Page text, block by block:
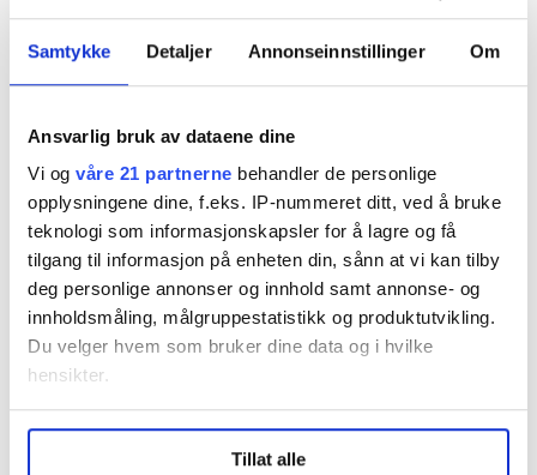
Samtykke Detaljer Annonseinnstillinger Om
Ansvarlig bruk av dataene dine
Vi og våre 21 partnerne behandler de personlige
opplysningene dine, f.eks. IP-nummeret ditt, ved å bruke
teknologi som informasjonskapsler for å lagre og få
tilgang til informasjon på enheten din, sånn at vi kan tilby
deg personlige annonser og innhold samt annonse- og
innholdsmåling, målgruppestatistikk og produktutvikling.
Du velger hvem som bruker dine data og i hvilke
hensikter.
Undermer infokan du lese om hvordan dine personlige
data behandles og hvordan du kan velge hvordan de skal
Tillat alle
Tove Grønli
Da Fontene spør Marius om hvorfor han tror han
fortjente prisen, svarer han at han har jobbet hardt.
Kjell Grinden tar ordet for å gi et eksempel:
– For noen år siden var Marius skral da festivalen
begynte. Likevel sto han på hele festivalen. To dager
etter den var ferdig, ble han innlagt på sykehus med en
kraftig lungebetennelse, forteller Grinden.
Det satt ikke en stopper for 37-åringen. Han elsker å
mener Kristiansen har svart belte i sosiale ferdigheter.